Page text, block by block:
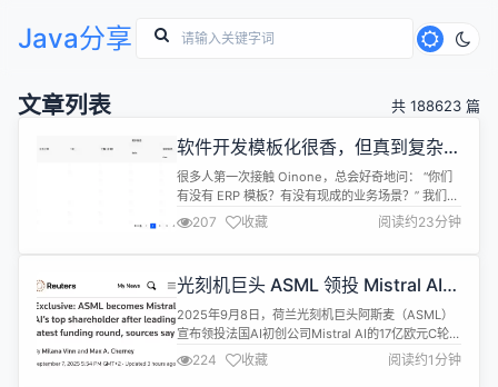
Java分享
文章列表 共 188623 篇
软件开发模板化很香，但真到复杂业
务就崩了——Oinone 有它的答案
很多人第一次接触 Oinone，总会好奇地问： “你们
有没有 ERP 模板？有没有现成的业务场景？” 我们常
常笑着摇头。 不是因为没有，而是因为不想。 从第
一天起，Oinone 就不是一个“提供现成答案”的产
品。 我们更像是一把锋利的工具。 要造船？还是造
你手里，让你去发挥想象力。 这种选择，让我们的边
界变得清晰...
207 收藏 阅读约23分钟
光刻机巨头 ASML 领投 Mistral AI
17 亿欧元 C 轮融资
2025年9月8日，荷兰光刻机巨头阿斯麦（ASML）
宣布领投法国AI初创公司Mistral AI的17亿欧元C轮融
资，注资13亿欧元（约15亿美元），成为其最大股东
并获董事会席位。融资后Mistral AI估值达100亿欧元
224 收藏 阅读约1分钟